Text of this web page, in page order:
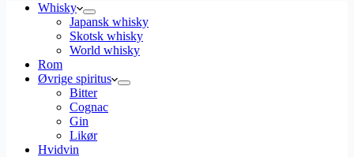
Whisky
Japansk whisky
Skotsk whisky
World whisky
Rom
Øvrige spiritus
Bitter
Cognac
Gin
Likør
Hvidvin